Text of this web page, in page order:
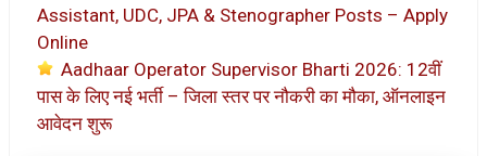
Assistant, UDC, JPA & Stenographer Posts – Apply
Online
Aadhaar Operator Supervisor Bharti 2026: 12वीं
पास के लिए नई भर्ती – जिला स्तर पर नौकरी का मौका, ऑनलाइन
आवेदन शुरू